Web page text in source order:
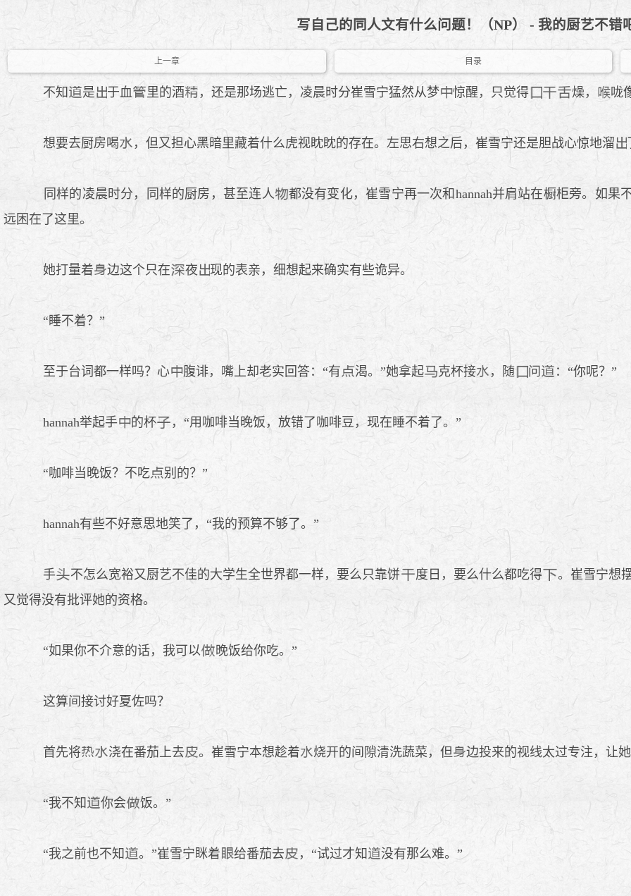
写自己的同人文有什么问题！（NP） - 我的厨艺不错
上一章 目录
不知 是 于血 里的酒 ，还是那场逃亡，凌晨时分崔雪宁猛然从梦 惊醒，只觉得 燥， 咙
想要去厨房喝 ，但又担心黑暗里藏着什么虎视眈眈的存在。左思右想之后，崔雪宁还是胆战心惊地溜
同样的凌晨时分，同样的厨房，甚至连人
都没有变化，崔雪宁再一次和hannah并肩站在橱柜旁。如果
远困在了这里。
她打量着 边这个只在 夜 现的表亲，细想起来确实有些诡异。
“睡不着？”
至于台词都一样吗？心 腹诽，嘴上却老实回答：“有 渴。”她拿起 克杯接 ，随 问 ：“你呢？”
hannah举起手 的杯 ，“用咖啡当晚饭，放错了咖啡豆，现在睡不着了。”
“咖啡当晚饭？不吃 别的？”
hannah有些不好意思地笑了，“我的预算不够了。”
手 不怎么宽裕又厨艺不佳的大学生全世界都一样，要么只靠饼 度日，要么什么都吃得
。崔雪宁想
又觉得没有批评她的资格。
“如果你不介意的话，我可以 晚饭给你吃。”
这算间接讨好夏佐吗？
首先将 浇在番茄上去 。崔雪宁本想趁着 烧开的间隙清洗蔬菜，但 边投来的视线太过专注，让
“我不知 你会 饭。”
“我之前也不知 。”崔雪宁眯着 给番茄去 ，“试过才知 没有那么难。”